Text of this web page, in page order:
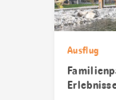
Ausflug